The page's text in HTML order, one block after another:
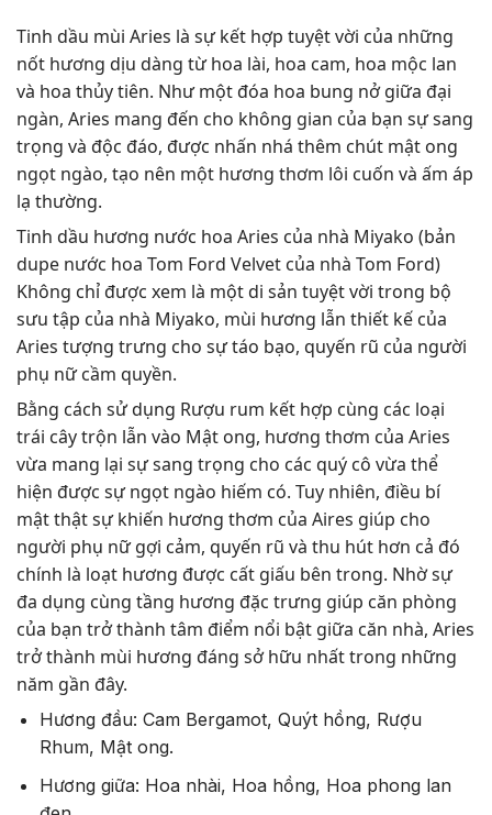
Tinh dầu mùi Aries là sự kết hợp tuyệt vời của những
nốt hương dịu dàng từ hoa lài, hoa cam, hoa mộc lan
và hoa thủy tiên. Như một đóa hoa bung nở giữa đại
ngàn, Aries mang đến cho không gian của bạn sự sang
trọng và độc đáo, được nhấn nhá thêm chút mật ong
ngọt ngào, tạo nên một hương thơm lôi cuốn và ấm áp
lạ thường.
Tinh dầu hương nước hoa Aries của nhà Miyako (bản
dupe nước hoa Tom Ford Velvet của nhà Tom Ford)
Không chỉ được xem là một di sản tuyệt vời trong bộ
sưu tập của nhà Miyako, mùi hương lẫn thiết kế của
Aries tượng trưng cho sự táo bạo, quyến rũ của người
phụ nữ cầm quyền.
Bằng cách sử dụng Rượu rum kết hợp cùng các loại
trái cây trộn lẫn vào Mật ong, hương thơm của Aries
vừa mang lại sự sang trọng cho các quý cô vừa thể
hiện được sự ngọt ngào hiếm có. Tuy nhiên, điều bí
mật thật sự khiến hương thơm của Aires giúp cho
người phụ nữ gợi cảm, quyến rũ và thu hút hơn cả đó
chính là loạt hương được cất giấu bên trong. Nhờ sự
đa dụng cùng tầng hương đặc trưng giúp căn phòng
của bạn trở thành tâm điểm nổi bật giữa căn nhà, Aries
trở thành mùi hương đáng sở hữu nhất trong những
năm gần đây.
Hương đầu: Cam Bergamot, Quýt hồng, Rượu
Rhum, Mật ong.
Hương giữa: Hoa nhài, Hoa hồng, Hoa phong lan